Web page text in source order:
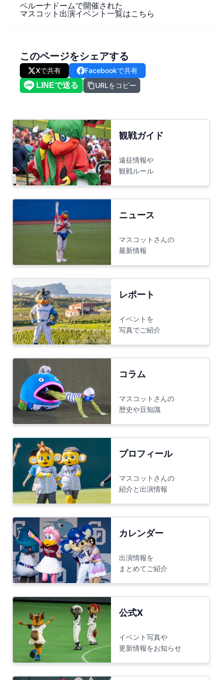
ベルーナドームで開催された
マスコット出演イベント一覧はこちら
このページをシェアする
Xで共有
Facebookで共有
URLをコピー
観戦ガイド
遠征情報や
観戦ルール
ニュース
マスコットさんの
最新情報
レポート
イベントを
写真でご紹介
コラム
マスコットさんの
歴史や豆知識
プロフィール
マスコットさんの
紹介と出演情報
カレンダー
出演情報を
まとめてご紹介
公式X
イベント写真や
更新情報をお知らせ